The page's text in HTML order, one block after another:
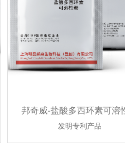
邦奇威-盐酸多西环素可溶
发明专利产品